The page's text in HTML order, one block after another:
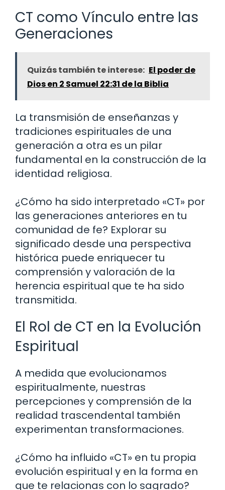
CT como Vínculo entre las
Generaciones
Quizás también te interese: El poder de
Dios en 2 Samuel 22:31 de la Biblia
La transmisión de enseñanzas y
tradiciones espirituales de una
generación a otra es un pilar
fundamental en la construcción de la
identidad religiosa.
¿Cómo ha sido interpretado «CT» por
las generaciones anteriores en tu
comunidad de fe? Explorar su
significado desde una perspectiva
histórica puede enriquecer tu
comprensión y valoración de la
herencia espiritual que te ha sido
transmitida.
El Rol de CT en la Evolución
Espiritual
A medida que evolucionamos
espiritualmente, nuestras
percepciones y comprensión de la
realidad trascendental también
experimentan transformaciones.
¿Cómo ha influido «CT» en tu propia
evolución espiritual y en la forma en
que te relacionas con lo sagrado?